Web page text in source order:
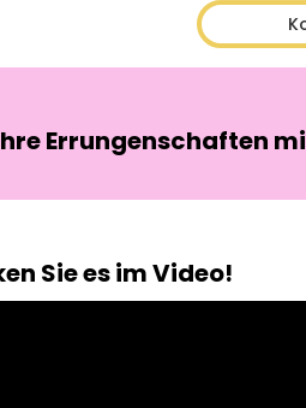
Errungenschaften
Sie es im Video!